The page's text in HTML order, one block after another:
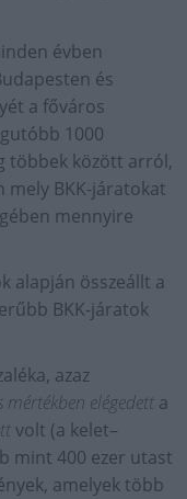
évben
és
a főváros
1000
többek között arról,
BKK-járatokat
mennyire
alapján összeállt a
BKK-járatok
azaz
mértékben elégedett a
volt (a kelet–
mint 400 ezer utast
amelyek több